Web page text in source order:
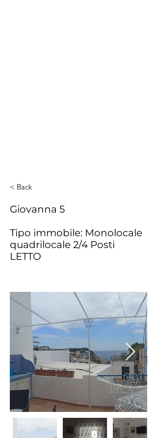
< Back
Giovanna 5
Tipo immobile: Monolocale
quadrilocale 2/4 Posti
LETTO